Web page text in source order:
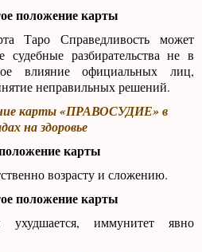
положение карты
Таро Справедливость может
судебные разбирательства не в
влияние официальных лиц,
неправильных решений.
карты «ПРАВОСУДИЕ» в
на здоровье
карты
возрасту и сложению.
положение карты
ухудшается, иммунитет явно